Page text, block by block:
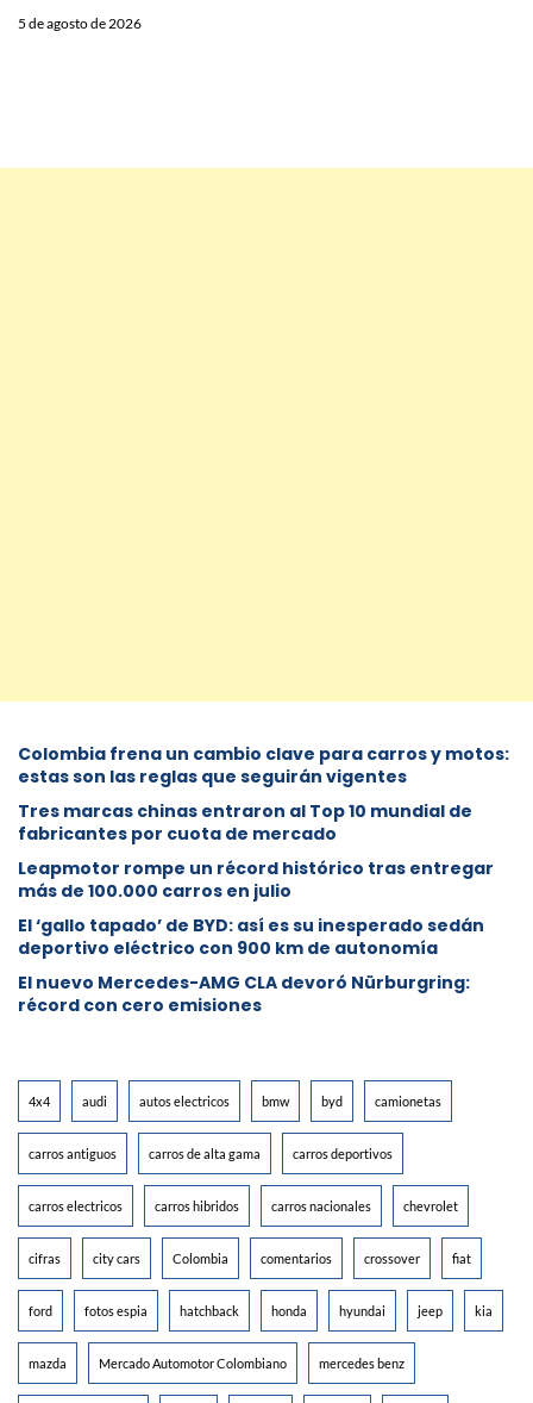
5 de agosto de 2026
Colombia frena un cambio clave para carros y motos:
estas son las reglas que seguirán vigentes
Tres marcas chinas entraron al Top 10 mundial de
fabricantes por cuota de mercado
Leapmotor rompe un récord histórico tras entregar
más de 100.000 carros en julio
El ‘gallo tapado’ de BYD: así es su inesperado sedán
deportivo eléctrico con 900 km de autonomía
El nuevo Mercedes-AMG CLA devoró Nürburgring:
récord con cero emisiones
4x4 audi autos electricos bmw byd camionetas
carros antiguos carros de alta gama carros deportivos
carros electricos carros hibridos carros nacionales chevrolet
cifras city cars Colombia comentarios crossover fiat
ford fotos espia hatchback honda hyundai jeep kia
mazda Mercado Automotor Colombiano mercedes benz